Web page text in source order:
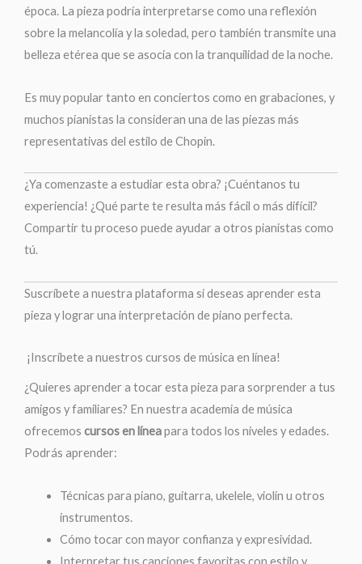
época. La pieza podría interpretarse como una reflexión
sobre la melancolía y la soledad, pero también transmite una
belleza etérea que se asocia con la tranquilidad de la noche.
Es muy popular tanto en conciertos como en grabaciones, y
muchos pianistas la consideran una de las piezas más
representativas del estilo de Chopin.
¿Ya comenzaste a estudiar esta obra? ¡Cuéntanos tu
experiencia! ¿Qué parte te resulta más fácil o más difícil?
Compartir tu proceso puede ayudar a otros pianistas como
tú.
Suscríbete a nuestra plataforma si deseas aprender esta
pieza y lograr una interpretación de piano perfecta.
¡Inscríbete a nuestros cursos de música en línea!
¿Quieres aprender a tocar esta pieza para sorprender a tus
amigos y familiares? En nuestra academia de música
ofrecemos cursos en líneapara todos los niveles y edades.
Podrás aprender:
Técnicas para piano, guitarra, ukelele, violín u otros
instrumentos.
Cómo tocar con mayor confianza y expresividad.
Interpretar tus canciones favoritas con estilo y